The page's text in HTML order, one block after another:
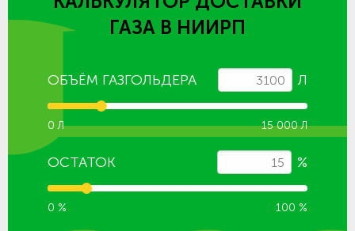
ГАЗА В НИИРП
ОБЪЁМ ГАЗГОЛЬДЕРА Л
0 Л 15 000 Л
ОСТАТОК %
0 % 100 %